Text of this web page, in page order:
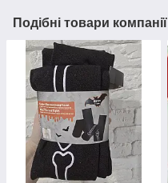
Подібні товари компанії